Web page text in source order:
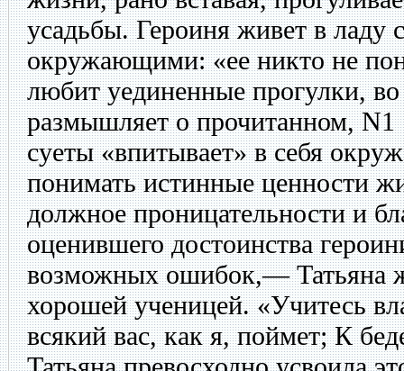
усадьбы. Героиня живет в ладу
окружающими: «ее никто не
любит уединенные прогулки,
размышляет о прочитанном, N1
суеты «впитывает» в себя
понимать истинные ценности
должное проницательности и
оценившего достоинства
возможных ошибок,— Татьяна
хорошей ученицей. «Учитесь
всякий вас, как я, поймет; К